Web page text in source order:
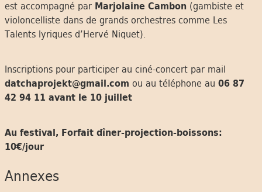
est accompagné par Marjolaine Cambon (gambiste et
violoncelliste dans de grands orchestres comme Les
Talents lyriques d’Hervé Niquet).
Inscriptions pour participer au ciné-concert par mail
datchaprojekt@gmail.com ou au téléphone au 06 87
42 94 11 avant le 10 juillet
Au festival, Forfait dîner-projection-boissons:
10€/jour
Annexes